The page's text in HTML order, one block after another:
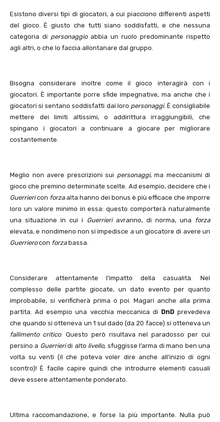
Esistono diversi tipi di giocatori, a cui piacciono differenti aspetti
del gioco. È giusto che tutti siano soddisfatti, e che nessuna
categoria di personaggioabbia un ruolo predominante rispetto
agli altri, o che lo faccia allontanare dal gruppo.
Bisogna considerare inoltre come il gioco interagirà con i
giocatori. È importante porre sfide impegnative, ma anche che i
giocatori si sentano soddisfatti dai loro personaggi. È consigliabile
mettere dei limiti altissimi, o addirittura irraggiungibili, che
spingano i giocatori a continuare a giocare per migliorare
costantemente.
Meglio non avere prescrizioni sui personaggi, ma meccanismi di
gioco che premino determinate scelte. Ad esempio, decidere che i
Guerriericon forzaalta hanno dei bonus è più efficace che imporre
loro un valore minimo in essa: questo comporterà naturalmente
una situazione in cui i Guerrieriavranno, di norma, una forza
elevata, e nondimeno non si impedisce a un giocatore di avere un
Guerrierocon forzabassa.
Considerare attentamente l’impatto della casualità. Nel
complesso delle partite giocate, un dato evento per quanto
improbabile, si verificherà prima o poi. Magari anche alla prima
partita. Ad esempio una vecchia meccanica di DnDprevedeva
che quando si otteneva un 1 sul dado (da 20 facce) si otteneva un
fallimento critico. Questo però risultava nel paradosso per cui
persino a Guerrieridi alto livello, sfuggisse l’arma di mano ben una
volta su venti (il che poteva voler dire anche all’inizio di ogni
scontro)! È facile capire quindi che introdurre elementi casuali
deve essere attentamente ponderato.
Ultima raccomandazione, e forse la più importante. Nulla può